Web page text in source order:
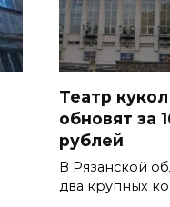
Театр
обновят за
рублей
В Рязанской
два крупных